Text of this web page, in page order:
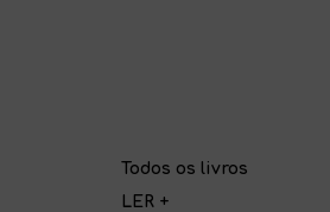
Todos os livros
LER +